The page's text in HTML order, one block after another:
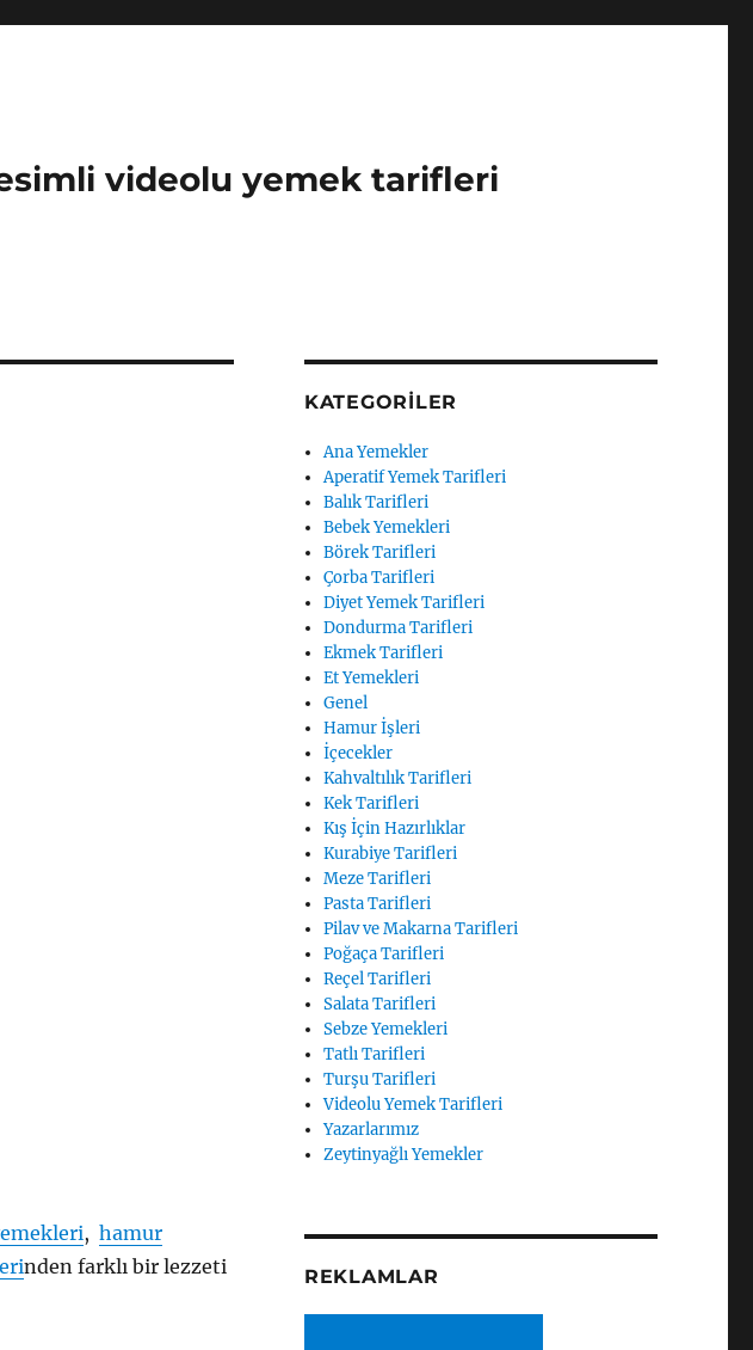
videolu yemek tarifleri
, hamur
nden farklı bir lezzeti
KATEGORILER
Ana Yemekler
Aperatif Yemek Tarifleri
Balık Tarifleri
Bebek Yemekleri
Börek Tarifleri
Çorba Tarifleri
Diyet Yemek Tarifleri
Dondurma Tarifleri
Ekmek Tarifleri
Et Yemekleri
Genel
Hamur İşleri
İçecekler
Kahvaltılık Tarifleri
Kek Tarifleri
Kış İçin Hazırlıklar
Kurabiye Tarifleri
Meze Tarifleri
Pasta Tarifleri
Pilav ve Makarna Tarifleri
Poğaça Tarifleri
Reçel Tarifleri
Salata Tarifleri
Sebze Yemekleri
Tatlı Tarifleri
Turşu Tarifleri
Videolu Yemek Tarifleri
Yazarlarımız
Zeytinyağlı Yemekler
REKLAMLAR